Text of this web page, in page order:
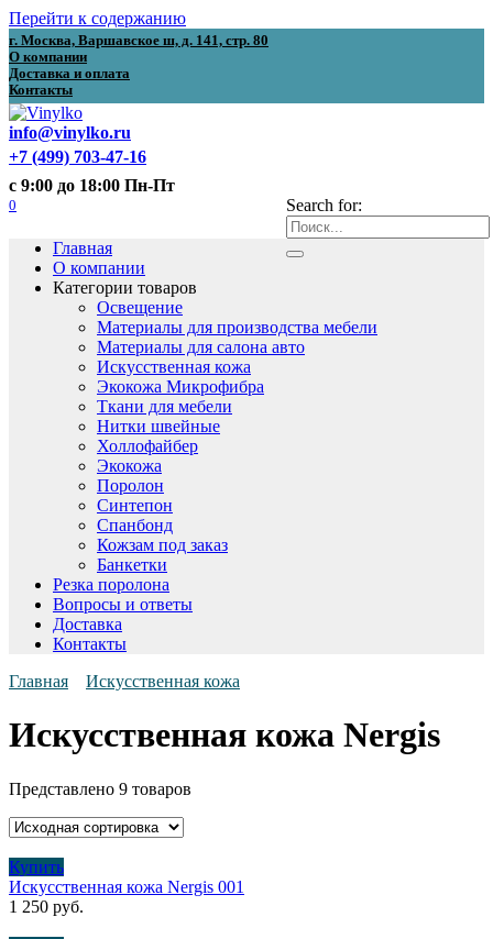
Перейти к содержанию
г. Москва, Варшавское ш, д. 141, стр. 80
О компании
Доставка и оплата
Контакты
info@vinylko.ru
+7 (499) 703-47-16
с 9:00 до 18:00 Пн-Пт
Search for:
0
Главная
О компании
Категории товаров
Освещение
Материалы для производства мебели
Материалы для салона авто
Искусственная кожа
Экокожа Микрофибра
Ткани для мебели
Нитки швейные
Холлофайбер
Экокожа
Поролон
Синтепон
Спанбонд
Кожзам под заказ
Банкетки
Резка поролона
Вопросы и ответы
Доставка
Контакты
Главная
Искусственная кожа
Искусственная кожа Nergis
Представлено 9 товаров
Купить
Искусственная кожа Nergis 001
1 250 руб.